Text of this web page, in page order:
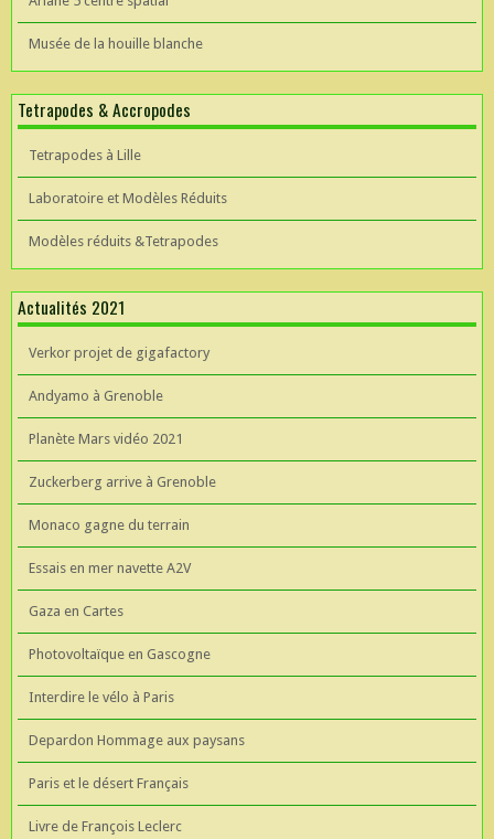
Musée de la houille blanche
Tetrapodes & Accropodes
Tetrapodes à Lille
Laboratoire et Modèles Réduits
Modèles réduits &Tetrapodes
Actualités 2021
Verkor projet de gigafactory
Andyamo à Grenoble
Planète Mars vidéo 2021
Zuckerberg arrive à Grenoble
Monaco gagne du terrain
Essais en mer navette A2V
Gaza en Cartes
Photovoltaïque en Gascogne
Interdire le vélo à Paris
Depardon Hommage aux paysans
Paris et le désert Français
Livre de François Leclerc